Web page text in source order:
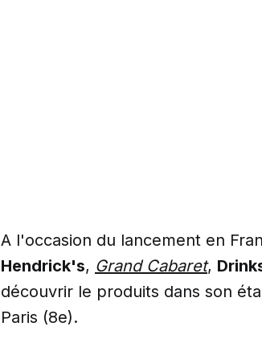
A l'occasion du lancement en
Hendrick's, Grand Cabaret,
découvrir le produits dans son
Paris (8e).